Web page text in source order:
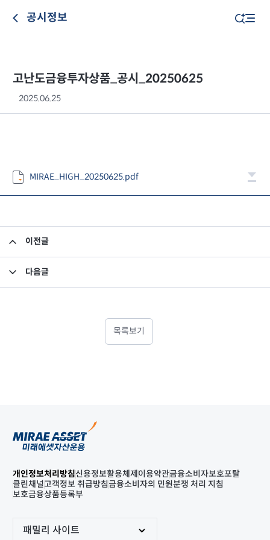
공시정보
고난도금융투자상품_공시_20250625
2025.06.25
MIRAE_HIGH_20250625.pdf
이전글
다음글
목록보기
개인정보처리방침신용정보활용체제 이용약관금융소비자보호포탈
클린채널고객정보 취급방침금융소비자의 민원분쟁 처리 지침
보호금융상품등록부
패밀리 사이트